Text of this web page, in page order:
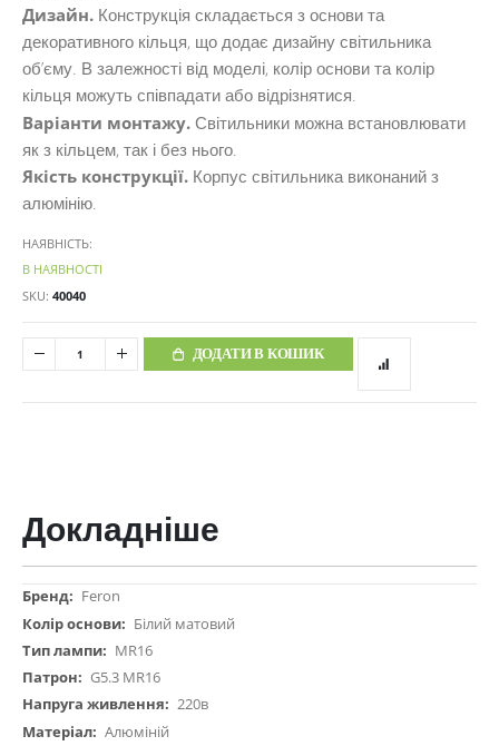
Дизайн. Конструкція складається з основи та
декоративного кільця, що додає дизайну світильника
об’єму. В залежності від моделі, колір основи та колір
кільця можуть співпадати або відрізнятися.
Варіанти монтажу. Світильники можна встановлювати
як з кільцем, так і без нього.
Якість конструкції. Корпус світильника виконаний з
алюмінію.
НАЯВНІСТЬ:
В НАЯВНОСТІ
SKU 40040
ДОДАТИ В КОШИК
Докладніше
Докладніше
Feron
Білий матовий
MR16
G5.3 MR16
220в
Алюміній